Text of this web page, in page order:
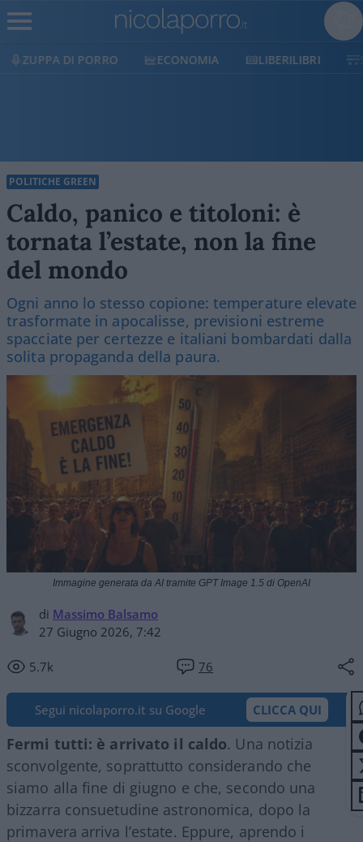
ECONOMIA LIBERILIBRI SHOP SOSTIENICI
POLITICHE GREEN
Caldo, panico e titoloni: è
tornata l’estate, non la fine
del mondo
Ogni anno lo stesso copione: temperature elevate
trasformate in apocalisse, previsioni estreme
spacciate per certezze e italiani bombardati dalla
solita propaganda della paura.
di Massimo Balsamo
27 Giugno 2026, 7:42
5.7k 76
Immagine generata da AI tramite GPT Image 1.5 di OpenAI
Segui nicolaporro.it su Google CLICCA QUI
Fermi tutti: è arrivato il caldo. Una notizia
sconvolgente, soprattutto considerando che
siamo alla fine di giugno e che, secondo una
bizzarra consuetudine astronomica, dopo la
primavera arriva l’estate. Eppure, aprendo i